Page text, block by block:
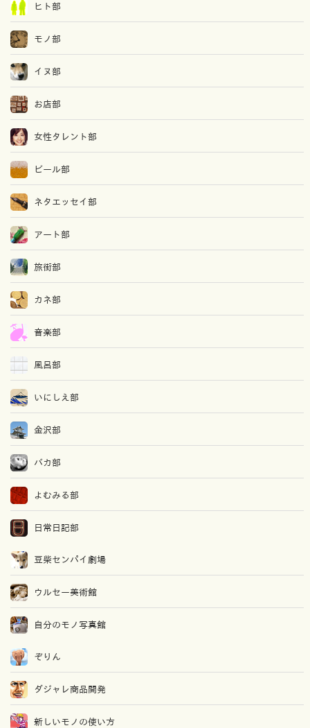
ヒト部
モノ部
イヌ部
お店部
女性タレント部
ビール部
ネタエッセイ部
アート部
旅街部
カネ部
音楽部
風呂部
いにしえ部
金沢部
バカ部
よむみる部
日常日記部
豆柴センパイ劇場
ウルセー美術館
自分のモノ写真館
ぞりん
ダジャレ商品開発
新しいモノの使い方